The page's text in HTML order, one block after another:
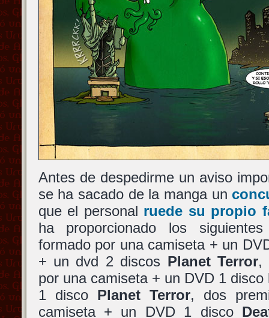
Antes de despedirme un aviso
se ha sacado de la manga un
que el personal ruede su propio
ha proporcionado los
formado por una camiseta + un
+ un dvd 2 discos Planet Terror,
por una camiseta + un DVD 1 disco
1 disco Planet Terror, dos
camiseta + un DVD 1 disco